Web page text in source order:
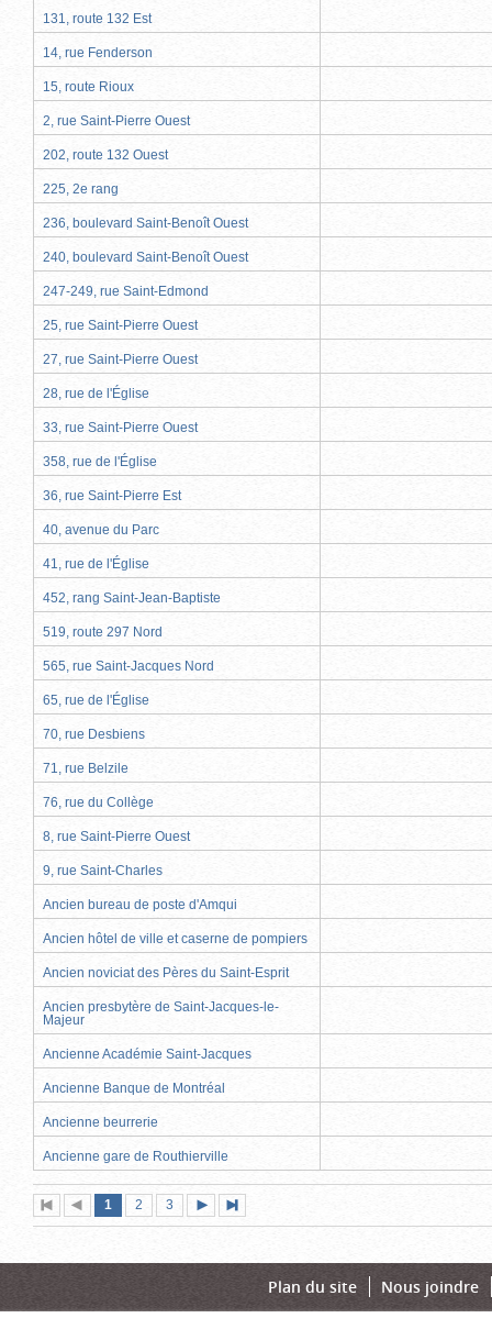
131, route 132 Est
14, rue Fenderson
15, route Rioux
2, rue Saint-Pierre Ouest
202, route 132 Ouest
225, 2e rang
236, boulevard Saint-Benoît Ouest
240, boulevard Saint-Benoît Ouest
247-249, rue Saint-Edmond
25, rue Saint-Pierre Ouest
27, rue Saint-Pierre Ouest
28, rue de l'Église
33, rue Saint-Pierre Ouest
358, rue de l'Église
36, rue Saint-Pierre Est
40, avenue du Parc
41, rue de l'Église
452, rang Saint-Jean-Baptiste
519, route 297 Nord
565, rue Saint-Jacques Nord
65, rue de l'Église
70, rue Desbiens
71, rue Belzile
76, rue du Collège
8, rue Saint-Pierre Ouest
9, rue Saint-Charles
Ancien bureau de poste d'Amqui
Ancien hôtel de ville et caserne de pompiers
Ancien noviciat des Pères du Saint-Esprit
Ancien presbytère de Saint-Jacques-le-
Majeur
Ancienne Académie Saint-Jacques
Ancienne Banque de Montréal
Ancienne beurrerie
Ancienne gare de Routhierville
Première
page
Page
précédente
Page
1 (page
actuelle)
Page
2 Page
3
suivante
page
Plan du site Nous joindre